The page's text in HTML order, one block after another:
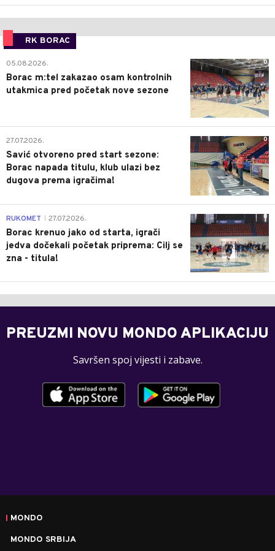
RK BORAC
0
05.08.2026.
Borac m:tel zakazao osam kontrolnih
utakmica pred početak nove sezone
0
27.07.2026.
Savić otvoreno pred start sezone:
Borac napada titulu, klub ulazi bez
dugova prema igračima!
0
RUKOMET 27.07.2026.
Borac krenuo jako od starta, igrači
jedva dočekali početak priprema: Cilj se
zna - titula!
PREUZMI NOVU MONDO APLIKACIJU
Savršen spoj vijesti i zabave.
MONDO
MONDO SRBIJA